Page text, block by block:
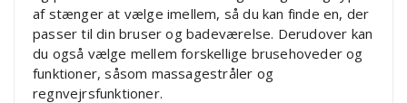
af stænger at vælge imellem, så du kan finde en, der
passer til din bruser og badeværelse. Derudover kan
du også vælge mellem forskellige brusehoveder og
funktioner, såsom massagestråler og
regnvejrsfunktioner.